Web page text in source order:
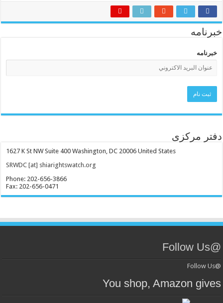
خبرنامه
خبرنامه
دفتر مرکزی
1627 K St NW Suite 400 Washington, DC 20006 United States
SRWDC [at] shiarightswatch.org
Phone: 202-656-3866
Fax: 202-656-0471
@Follow Us
@Follow Us
You shop, Amazon gives